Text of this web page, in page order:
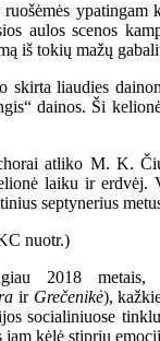
aulos scenos
iš tokių mažų
skirta liaudies
dainos. Ši
atliko M. K.
laiku ir erdvėj.
septynerius
2018
ir Grečenikė),
socialiniuose
jam kėlė stiprių